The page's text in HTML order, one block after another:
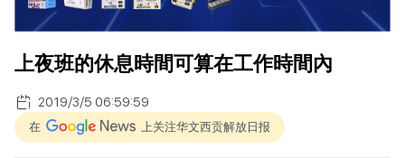
上夜班的休息時間可算在工作時間內
2019/3/5 06:59:59
在 上关注华文西贡解放日报